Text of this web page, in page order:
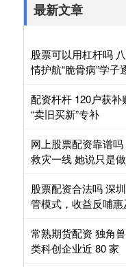
最新文章
股票可以用杠杆吗
情护航“脆骨病”学子
配资杆杆 120户获
“卖旧买新”专补
网上股票配资靠谱
救灾一线 她说只是
股票配资合法吗 深
管模式，收益反哺惠
常熟期货配资 独角
类科创企业近 80 家